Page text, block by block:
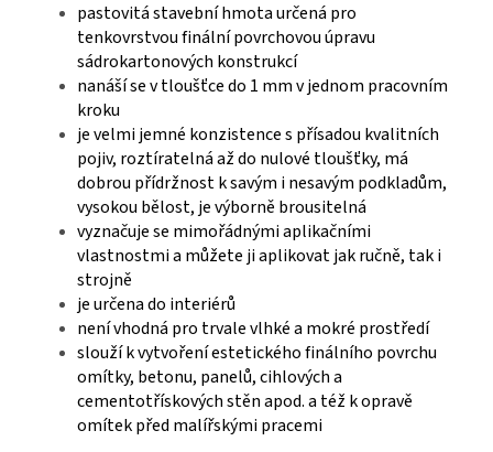
pastovitá stavební hmota určená pro
tenkovrstvou finální povrchovou úpravu
sádrokartonových konstrukcí
nanáší se v tloušťce do 1 mm v jednom pracovním
kroku
je velmi jemné konzistence s přísadou kvalitních
pojiv, roztíratelná až do nulové tloušťky, má
dobrou přídržnost k savým i nesavým podkladům,
vysokou bělost, je výborně brousitelná
vyznačuje se mimořádnými aplikačními
vlastnostmi a můžete ji aplikovat jak ručně, tak i
strojně
je určena do interiérů
není vhodná pro trvale vlhké a mokré prostředí
slouží k vytvoření estetického finálního povrchu
omítky, betonu, panelů, cihlových a
cementotřískových stěn apod. a též k opravě
omítek před malířskými pracemi